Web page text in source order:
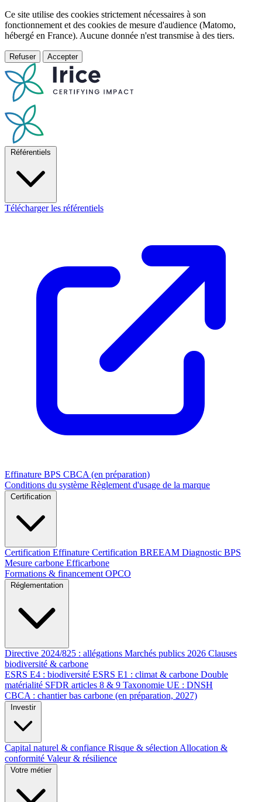
Ce site utilise des cookies strictement nécessaires à son
fonctionnement et des cookies de mesure d'audience (Matomo,
hébergé en France). Aucune donnée n'est transmise à des tiers.
Refuser Accepter
Référentiels
Télécharger les référentiels
Effinature BPS CBCA (en préparation)
Conditions du système Règlement d'usage de la marque
Certification
Certification Effinature Certification BREEAM Diagnostic BPS
Mesure carbone Efficarbone
Formations & financement OPCO
Réglementation
Directive 2024/825 : allégations Marchés publics 2026 Clauses
biodiversité & carbone
ESRS E4 : biodiversité ESRS E1 : climat & carbone Double
matérialité SFDR articles 8 & 9 Taxonomie UE : DNSH
CBCA : chantier bas carbone (en préparation, 2027)
Investir
Capital naturel & confiance Risque & sélection Allocation &
conformité Valeur & résilience
Votre métier